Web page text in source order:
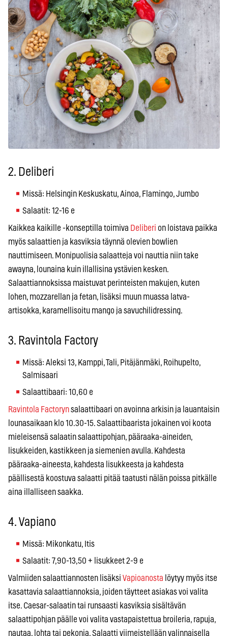
2. Deliberi
Missä: Helsingin Keskuskatu, Ainoa, Flamingo, Jumbo
Salaatit: 12-16 e
Kaikkea kaikille -konseptilla toimiva Deliberi on loistava paikka
myös salaattien ja kasviksia täynnä olevien bowlien
nauttimiseen. Monipuolisia salaatteja voi nauttia niin take
awayna, lounaina kuin illallisina ystävien kesken.
Salaattiannoksissa maistuvat perinteisten makujen, kuten
lohen, mozzarellan ja fetan, lisäksi muun muassa latva-
artisokka, karamellisoitu mango ja savuchilidressing.
3. Ravintola Factory
Missä: Aleksi 13, Kamppi, Tali, Pitäjänmäki, Roihupelto,
Salmisaari
Salaattibaari: 10,60 e
Ravintola Factorynsalaattibaari on avoinna arkisin ja lauantaisin
lounasaikaan klo 10.30-15. Salaattibaarista jokainen voi koota
mieleisensä salaatin salaattipohjan, pääraaka-aineiden,
lisukkeiden, kastikkeen ja siemenien avulla. Kahdesta
pääraaka-aineesta, kahdesta lisukkeesta ja kahdesta
päällisestä koostuva salaatti pitää taatusti nälän poissa pitkälle
aina illalliseen saakka.
4. Vapiano
Missä: Mikonkatu, Itis
Salaatit: 7,90-13,50 + lisukkeet 2-9 e
Valmiiden salaattiannosten lisäksi Vapioanosta löytyy myös itse
kasattavia salaattiannoksia, joiden täytteet asiakas voi valita
itse. Caesar-salaatin tai runsaasti kasviksia sisältävän
salaattipohjan päälle voi valita vastapaistettua broileria, rapuja,
nautaa, lohta tai pekonia. Salaatti viimeistellään valinnaisella